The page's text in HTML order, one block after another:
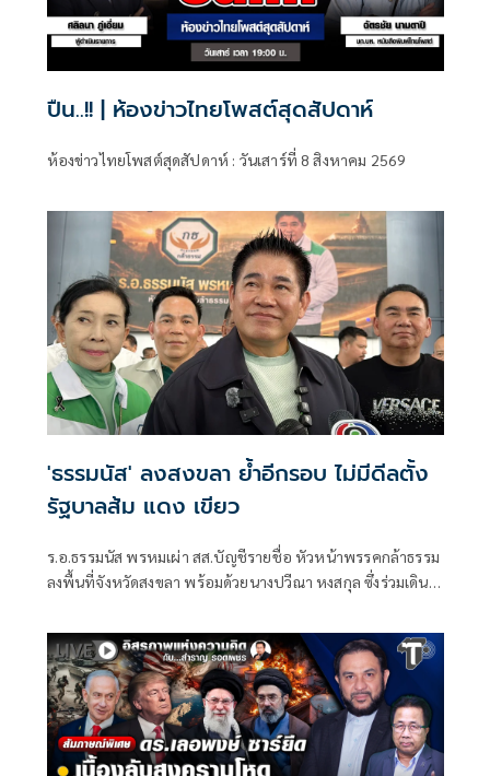
ปืน..!! | ห้องข่าวไทยโพสต์สุดสัปดาห์
ห้องข่าวไทยโพสต์สุดสัปดาห์ : วันเสาร์ที่ 8 สิงหาคม 2569
'ธรรมนัส' ลงสงขลา ย้ำอีกรอบ ไม่มีดีลตั้ง
รัฐบาลส้ม แดง เขียว
ร.อ.ธรรมนัส พรหมเผ่า สส.บัญชีรายชื่อ หัวหน้าพรรคกล้าธรรม
ลงพื้นที่จังหวัดสงขลา พร้อมด้วยนางปวีณา หงสกุล ซึ่งร่วมเดิน
ณ ที่ทำการนายเดชอิศม์ โดยมีการประชุมหารือแนวทางการ
ทำงานและขับเคลื่อนนโยบายในพื้นที่ ก่อนเดินทางต่อไปยัง
จังหวัดพัทลุง